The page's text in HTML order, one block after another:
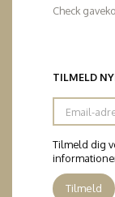
Check
TILMELD
Email-
adresse
Tilmeld dig
Tilmeld